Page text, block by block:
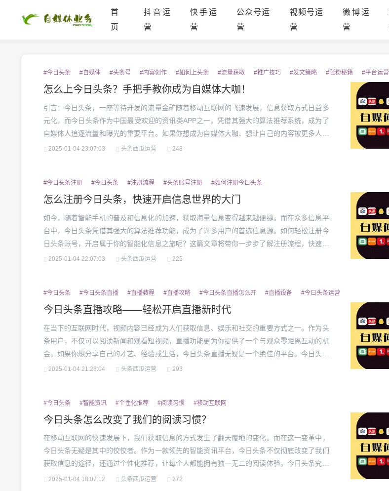
首
页
抖音运
营
快手运
营
公众号运
营
视频号运
营
微博运
营
#今日头条 #自媒体 #头条号 #内容创作 #如何上头条 #流量获取 #推广技巧 #发文策略 #涨粉秘籍 #平台运营
怎么上今日头条？手把手教你成为自媒体大咖！
引言：今日头条，一座等待开发的流量金矿随着移动互联网的飞速发展，信息获取方式日益多
元化，而今日头条作为中国最受欢迎的资讯类APP之一，凭借其强大的算法推荐系统，成为了
自媒体人追逐流量和曝光的重要平台。如果你想成为自媒体大咖、想让自己的内容被更多人看
到，今日头条无疑是个好选择。究竟怎么才能上今日头条呢？让我们从注册到内容发布，一步
2025-01-04 23:07:03 头条西瓜运营 248
#今日头条注册 #今日头条 #注册流程 #头条账号注册 #如何注册今日头条
怎么注册今日头条，快速开启信息世界的大门
如今，随着智能手机的普及和信息化的加速，获取海量信息变得越来越便捷。而在众多信息平
台中，今日头条凭借其强大的算法推荐功能，成为了许多用户的首选信息源。如何轻松注册今
日头条账号，开启属于你的智能化信息之旅呢？这篇文章将带你一步步了解注册流程，快速上
手今日头条。1.了解今日头条的优势在正式进入注册流程前，我们先来了解一下今日头条这个
2025-01-04 22:07:03 头条西瓜运营 225
#今日头条 #今日头条直播 #直播教程 #直播攻略 #今日头条直播怎么开 #直播设备 #今日头条运营
今日头条直播攻略——轻松开启直播新时代
在当下的互联网时代，视频内容已经成为人们获取信息、娱乐和社交的重要方式之一。作为头
条用户，不仅可以阅读新闻和观看短视频，直播功能更为你提供了一个与观众零距离互动的机
会。如果你想分享自己的才艺、经验或生活，今日头条直播无疑是一个绝佳的平台。今日头条
怎么直播呢？今天，我们将为你揭开这一过程的神秘面纱，让你轻松上手。1.为什么选择今日
2025-01-04 21:28:04 头条西瓜运营 293
#今日头条 #智能资讯 #个性化推荐 #阅读习惯 #移动互联网
今日头条怎么改变了我们的阅读习惯？
在移动互联网的快速发展下，我们获取信息的方式发生了翻天覆地的变化。而在这一变革中，
今日头条无疑是其中的佼佼者。作为一款领先的智能资讯平台，今日头条不仅彻底改变了我们
获取信息的途径，还通过个性化推荐，让每个人都能拥有独一无二的阅读体验。今日头条究竟
是怎么做到这一点的呢？让我们一起来探讨。一、精准的算法推荐，打破信息茧房传统的资讯
2025-01-04 18:07:12 头条西瓜运营 272